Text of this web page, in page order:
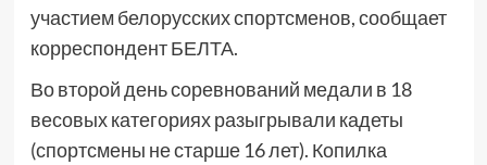
участием белорусских спортсменов, сообщает
корреспондент БЕЛТА.
Во второй день соревнований медали в 18
весовых категориях разыгрывали кадеты
(спортсмены не старше 16 лет). Копилка